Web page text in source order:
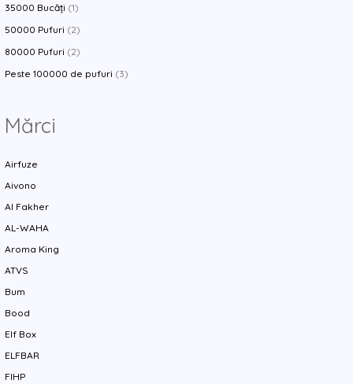
35000 Bucăți (1)
50000 Pufuri (2)
80000 Pufuri (2)
Peste 100000 de pufuri (3)
Mărci
Airfuze
Aivono
Al Fakher
AL-WAHA
Aroma King
ATVS
Bum
Bood
Elf Box
ELFBAR
FIHP